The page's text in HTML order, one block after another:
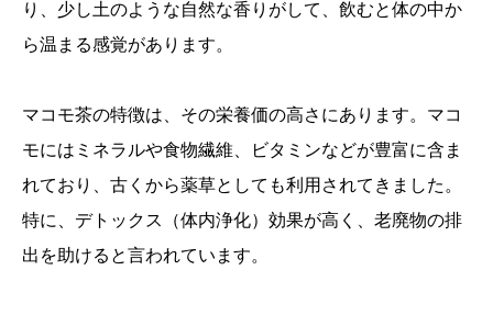
り、少し土のような自然な香りがして、飲むと体の中か
ら温まる感覚があります。
マコモ茶の特徴は、その栄養価の高さにあります。マコ
モにはミネラルや食物繊維、ビタミンなどが豊富に含ま
れており、古くから薬草としても利用されてきました。
特に、デトックス（体内浄化）効果が高く、老廃物の排
出を助けると言われています。